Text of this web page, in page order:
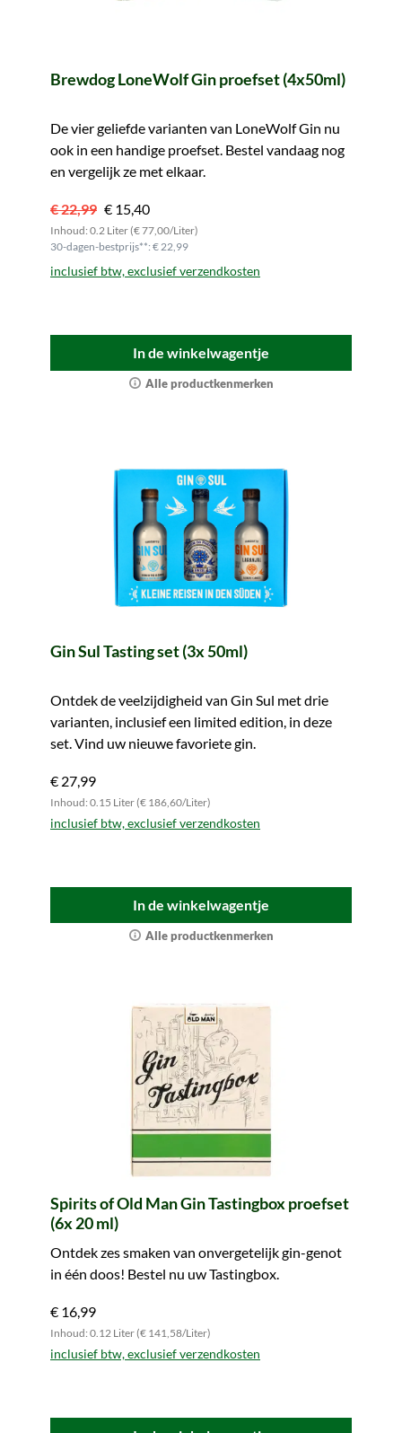
Brewdog LoneWolf Gin proefset (4x50ml)
De vier geliefde varianten van LoneWolf Gin nu
ook in een handige proefset. Bestel vandaag nog
en vergelijk ze met elkaar.
€ 22,99 € 15,40
Inhoud: 0.2 Liter (€ 77,00/Liter)
30-dagen-bestprijs**: € 22,99
inclusief btw, exclusief verzendkosten
In de winkelwagentje
Alle productkenmerken
Gin Sul Tasting set (3x 50ml)
Ontdek de veelzijdigheid van Gin Sul met drie
varianten, inclusief een limited edition, in deze
set. Vind uw nieuwe favoriete gin.
€ 27,99
Inhoud: 0.15 Liter (€ 186,60/Liter)
inclusief btw, exclusief verzendkosten
In de winkelwagentje
Alle productkenmerken
Spirits of Old Man Gin Tastingbox proefset
(6x 20 ml)
Ontdek zes smaken van onvergetelijk gin-genot
in één doos! Bestel nu uw Tastingbox.
€ 16,99
Inhoud: 0.12 Liter (€ 141,58/Liter)
inclusief btw, exclusief verzendkosten